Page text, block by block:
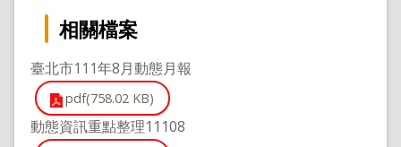
相關檔案
臺北市111年8月動態月報
pdf(758.02 KB)
動態資訊重點整理11108